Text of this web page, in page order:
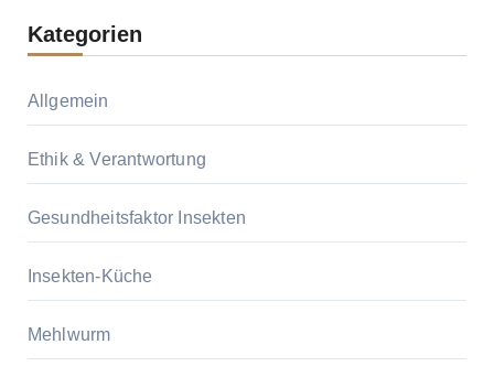
Kategorien
Allgemein
Ethik & Verantwortung
Gesundheitsfaktor Insekten
Insekten-Küche
Mehlwurm